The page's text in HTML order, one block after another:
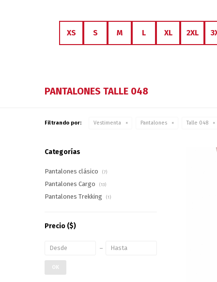
XS S M L XL 2XL
PANTALONES TALLE 048
Filtrando por: Vestimenta Pantalones Talle 048
Categorías
Pantalones clásico (7)
Pantalones Cargo (13)
Pantalones Trekking (1)
Precio ($)
OK